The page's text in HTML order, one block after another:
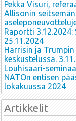
Pekka Visuri,
Allisonin
Raportti
25.11.2024
Harrisin ja
keskustelussa.
Louhisaari-
NATOn entisen
lokakuussa 2024
Artikkelit